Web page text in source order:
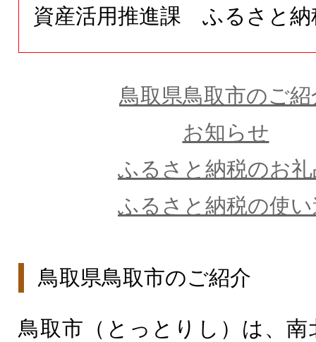
資産活用推進課 ふるさと納
鳥取県鳥取市のご紹
お知らせ
ふるさと納税のお
ふるさと納税の使
鳥取県鳥取市のご紹介
鳥取市（とっとりし）は、南